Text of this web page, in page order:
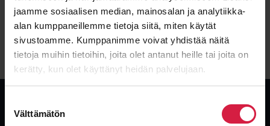
jaamme sosiaalisen median, mainosalan ja analytiikka-
alan kumppaneillemme tietoja siitä, miten käytät
sivustoamme. Kumppanimme voivat yhdistää näitä
tietoja muihin tietoihin, joita olet antanut heille tai joita on
kerätty, kun olet käyttänyt heidän palvelujaan.
valinta
Välttämätön
Uusi korvaava muuntaja lyhyellä toimitusajalla?
Käytetty korvaava muuntaja välittömään
toimitukseen?